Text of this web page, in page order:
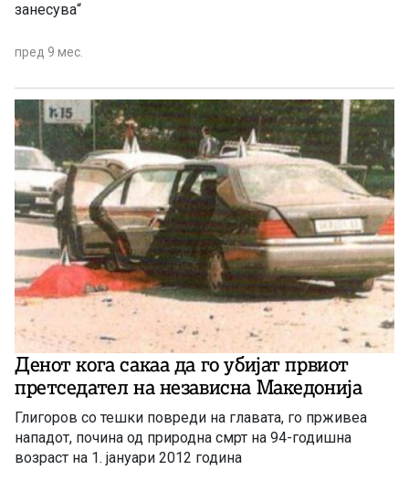
занесува“
пред 9 мес.
Денот кога сакаа да го убијат првиот
претседател на независна Македонија
Глигоров со тешки повреди на главата, го прживеа
нападот, почина од природна смрт на 94-годишна
возраст на 1. јануари 2012 година